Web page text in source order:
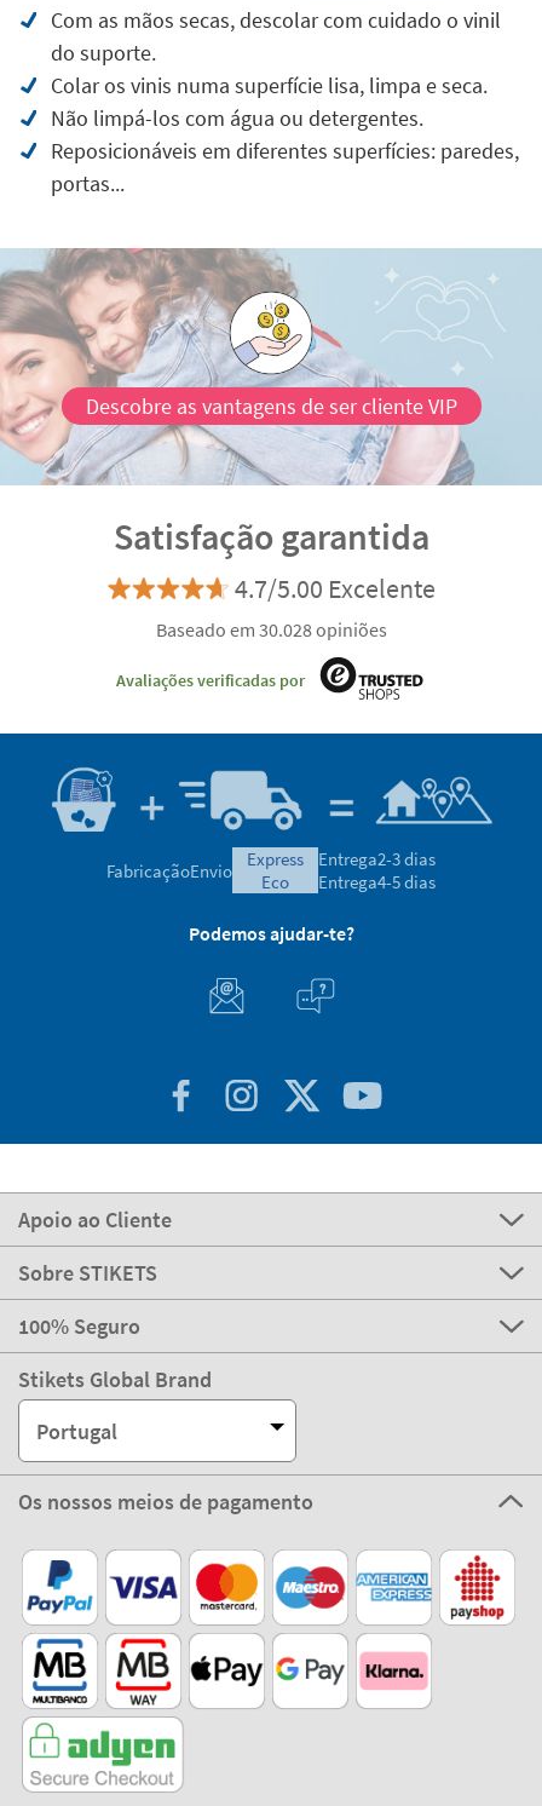
Com as mãos secas, descolar com cuidado o vinil
do suporte.
Colar os vinis numa superfície lisa, limpa e seca.
Não limpá-los com água ou detergentes.
Reposicionáveis em diferentes superfícies: paredes,
portas...
Descobre as vantagens de ser cliente VIP
Satisfação garantida
4.7/5.00 Excelente
Baseado em 30.028 opiniões
Avaliações verificadas por
FabricaçãoEnvio
express
eco
Entrega2-3 dias
Entrega4-5 dias
Podemos ajudar-te?
Apoio ao Cliente
Sobre STIKETS
100% Seguro
Stikets Global Brand
Portugal
Os nossos meios de pagamento